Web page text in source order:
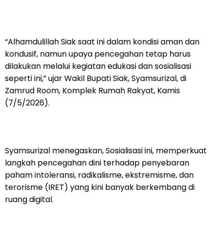
“Alhamdulillah Siak saat ini dalam kondisi aman dan
kondusif, namun upaya pencegahan tetap harus
dilakukan melalui kegiatan edukasi dan sosialisasi
seperti ini,” ujar Wakil Bupati Siak, Syamsurizal, di
Zamrud Room, Komplek Rumah Rakyat, Kamis
(7/5/2026).
Syamsurizal menegaskan, Sosialisasi ini, memperkuat
langkah pencegahan dini terhadap penyebaran
paham intoleransi, radikalisme, ekstremisme, dan
terorisme (IRET) yang kini banyak berkembang di
ruang digital.